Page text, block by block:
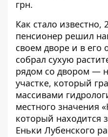
грн.
Как стало известно,
пенсионер решил
своем дворе и в его
собрал сухую
рядом со двором —
участке, который
массивами
местного значения
который находится
Еньки Лубенского